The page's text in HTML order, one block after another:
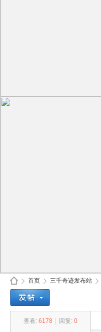
首页
›
三千奇迹发布站
查看: 6178 回复: 0